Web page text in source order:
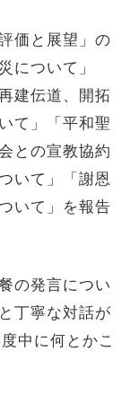
価と展望」の
について」
建伝道、開拓
て」「平和聖
との宣教協約
いて」「謝恩
いて」を報告
の発言につい
丁寧な対話が
中に何とかこ